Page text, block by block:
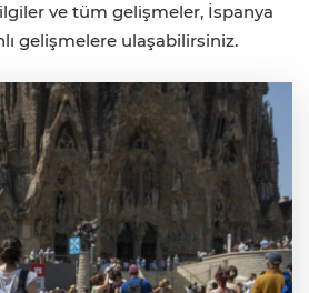
ve tüm gelişmeler, İspanya
gelişmelere ulaşabilirsiniz.